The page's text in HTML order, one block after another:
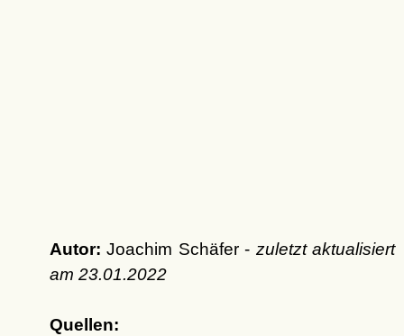
Autor: Joachim Schäfer - zuletzt aktualisiert
am 23.01.2022
Quellen: